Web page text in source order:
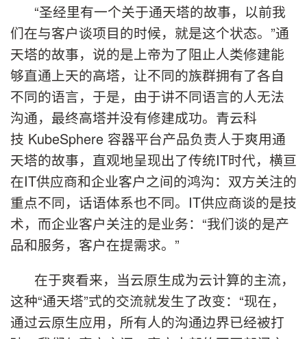
“圣经里有一个关于通天塔的故事，以前我
们在与客户谈项目的时候，就是这个状态。”通
天塔的故事，说的是上帝为了阻止人类修建能
够直通上天的高塔，让不同的族群拥有了各自
不同的语言，于是，由于讲不同语言的人无法
沟通，最终高塔并没有修建成功。青云科
技 KubeSphere 容器平台产品负责人于爽用通
天塔的故事，直观地呈现出了传统IT时代，横亘
在IT供应商和企业客户之间的鸿沟：双方关注的
重点不同，话语体系也不同。IT供应商谈的是技
术，而企业客户关注的是业务：“我们谈的是产
品和服务，客户在提需求。”
在于爽看来，当云原生成为云计算的主流，
这种“通天塔”式的交流就发生了改变：“现在，
通过云原生应用，所有人的沟通边界已经被打